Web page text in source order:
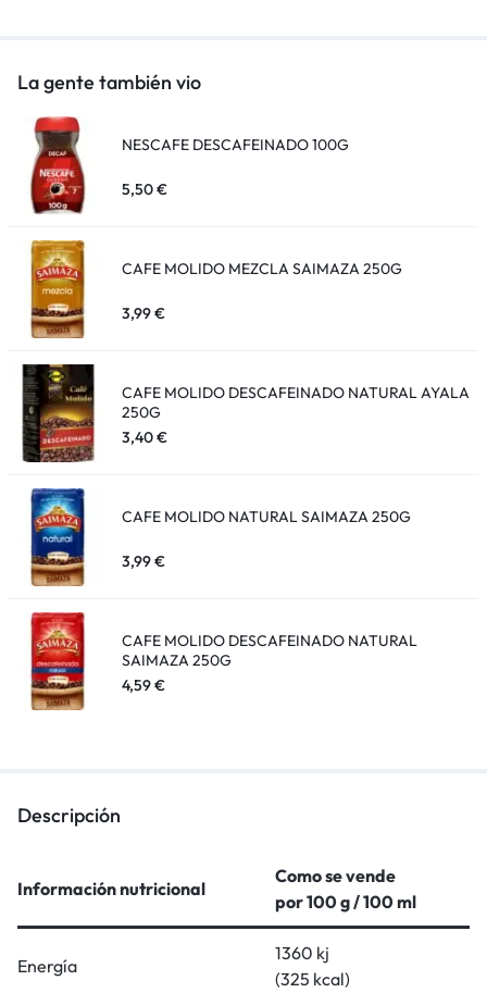
La gente también vio
NESCAFE DESCAFEINADO 100G
5,50€
CAFE MOLIDO MEZCLA SAIMAZA 250G
3,99€
CAFE MOLIDO DESCAFEINADO NATURAL AYALA
250G
3,40€
CAFE MOLIDO NATURAL SAIMAZA 250G
3,99€
CAFE MOLIDO DESCAFEINADO NATURAL
SAIMAZA 250G
4,59€
Descripción
Información nutricional
Como se vende
por 100 g / 100 ml
Energía
1360 kj
(325 kcal)